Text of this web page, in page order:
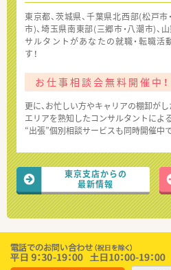
東京都、茨城県、千葉県北西部(松戸市
市)、埼玉県南東部(三郷市・八潮市)、
サルタントがあなたの就職・転職
す！
お仕事相談会無料開催中！
更に、お忙しい方やキャリアの棚卸が
エリアを熟知したコンサルタントによる
“出張”個別相談サービスも同時開催中
東京支店からの
最新情報